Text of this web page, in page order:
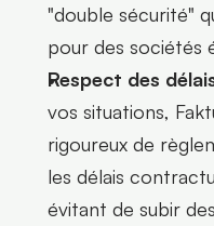
"double sécurité"
pour des sociétés
Respect des
vos situations,
rigoureux de
les délais
évitant de subir